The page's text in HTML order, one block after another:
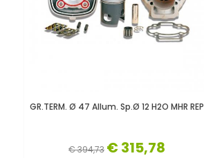
GR.TERM. Ø 47 Allum. Sp.Ø 12 H2O MHR REP
€ 394,73 € 315,78